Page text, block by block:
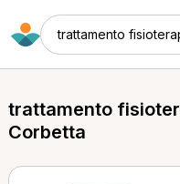
trattamento
trattamento
Corbetta